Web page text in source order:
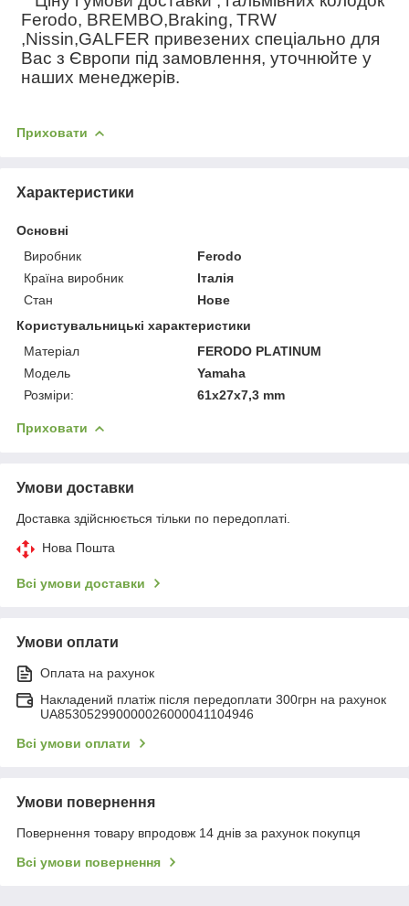
Ferodo, BREMBO,Braking, TRW
,Nissin,GALFER привезених спеціально для
Вас з Європи під замовлення, уточнюйте у
наших менеджерів.
Приховати
Характеристики
Основні
Виробник
Ferodo
Країна виробник
Італія
Стан
Нове
Користувальницькі характеристики
Матеріал
FERODO PLATINUM
Модель
Yamaha
Розміри:
61x27x7,3 mm
Приховати
Умови доставки
Доставка здійснюється тільки по передоплаті.
Нова Пошта
Всі умови доставки
Умови оплати
Оплата на рахунок
Накладений платіж після передоплати 300грн на рахунок
UA853052990000026000041104946
Всі умови оплати
Умови повернення
Повернення товару впродовж 14 днів за рахунок покупця
Всі умови повернення